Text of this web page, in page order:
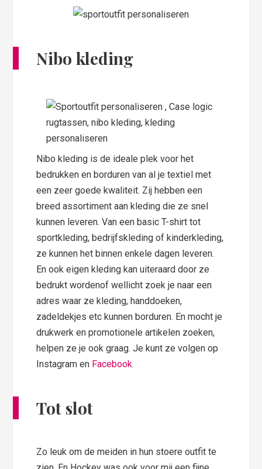
Nibo kleding
Nibo kleding is de ideale plek voor het
bedrukken en borduren van al je textiel met
een zeer goede kwaliteit. Zij hebben een
breed assortiment aan kleding die ze snel
kunnen leveren. Van een basic T-shirt tot
sportkleding, bedrijfskleding of kinderkleding,
ze kunnen het binnen enkele dagen leveren.
En ook eigen kleding kan uiteraard door ze
bedrukt wordenof wellicht zoek je naar een
adres waar ze kleding, handdoeken,
zadeldekjes etc kunnen borduren. En mocht je
drukwerk en promotionele artikelen zoeken,
helpen ze je ook graag. Je kunt ze volgen op
Instagram en Facebook.
Tot slot
Zo leuk om de meiden in hun stoere outfit te